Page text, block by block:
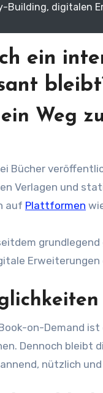
Building, digitalen
ein
Weg
Verlagen und
auf Plattformen
Erweiterungen
on-Demand
Dennoch bleibt
nützlich